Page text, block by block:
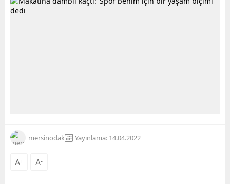
mersinodak Yayınlama: 14.04.2022
A+ A-